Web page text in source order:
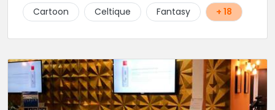
Cartoon
Celtique Fantasy + 18